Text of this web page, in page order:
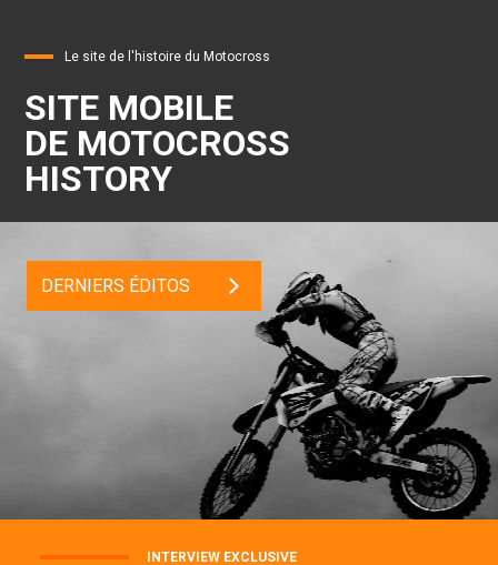
Le site de l'histoire du Motocross
SITE MOBILE
DE MOTOCROSS
HISTORY
DERNIERS ÉDITOS
INTERVIEW EXCLUSIVE